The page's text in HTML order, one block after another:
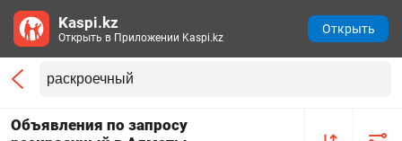
Объявления по запросу
Kaspi.kz
Открыть в Приложении Kaspi.kz
Открыть